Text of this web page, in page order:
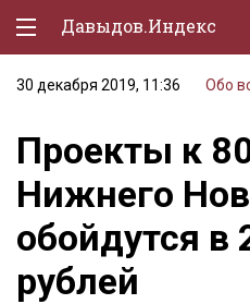
Давыдов.Индекс
Политическая жизнь
Экономика
Природа
Образование
Спорт
30 декабря 2019, 11:36 Обо
Проекты к
Нижнего
обойдутся в
рублей